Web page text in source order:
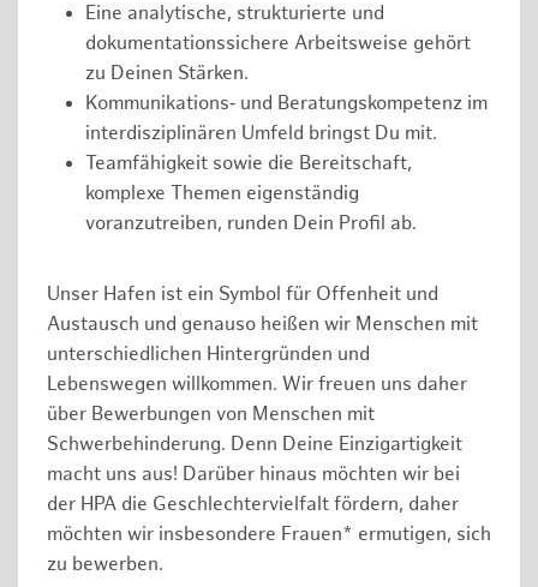
Eine analytische, strukturierte und
dokumentationssichere Arbeitsweise gehört
zu Deinen Stärken.
Kommunikations‑ und Beratungskompetenz im
interdisziplinären Umfeld bringst Du mit.
Teamfähigkeit sowie die Bereitschaft,
komplexe Themen eigenständig
voranzutreiben, runden Dein Profil ab.
Unser Hafen ist ein Symbol für Offenheit und
Austausch und genauso heißen wir Menschen mit
unterschiedlichen Hintergründen und
Lebenswegen willkommen. Wir freuen uns daher
über Bewerbungen von Menschen mit
Schwerbehinderung. Denn Deine Einzigartigkeit
macht uns aus! Darüber hinaus möchten wir bei
der HPA die Geschlechtervielfalt fördern, daher
möchten wir insbesondere Frauen* ermutigen, sich
zu bewerben.